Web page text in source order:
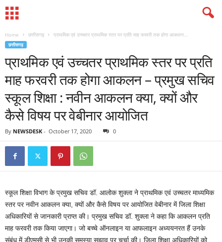
Home छत्तीसगढ़ प्राथमिक एवं उच्चतर प्राथमिक स्तर पर प्रति माह फरवरी तक होगा आकलन...
छत्तीसगढ़
प्राथमिक एवं उच्चतर प्राथमिक स्तर पर प्रति
माह फरवरी तक होगा आकलन – प्रमुख सचिव
स्कूल शिक्षा : नवीन आकलन क्या, क्यों और
कैसे विषय पर वेबीनार आयोजित
By NEWSDESK - October 17, 2020 0
स्कूल शिक्षा विभाग के प्रमुख सचिव डॉ. आलोक शुक्ला ने प्राथमिक एवं उच्चतर माध्यमिक
स्तर पर नवीन आकलन क्या, क्यों और कैसे विषय पर आयोजित वेबीनार में जिला शिक्षा
अधिकारियों से जानकारी प्राप्त की। प्रमुख सचिव डॉ. शुक्ला ने कहा कि आकलन प्रति
माह फरवरी तक किया जाएगा। जो बच्चे ऑनलाइन या आफलाइन अध्ययनरत हैं उनके
संबंध में डीएमसी से भी उनकी समस्या सुझाव पर चर्चा की। जिला शिक्षा अधिकारियों को